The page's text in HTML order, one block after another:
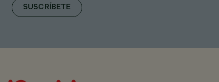
SUSCRÍBETE